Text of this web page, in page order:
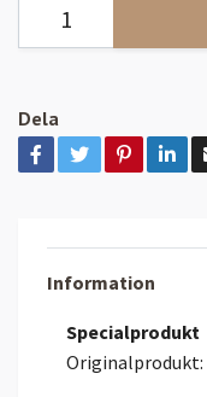
Dela
Information
Specialprodukt
Originalprodukt: